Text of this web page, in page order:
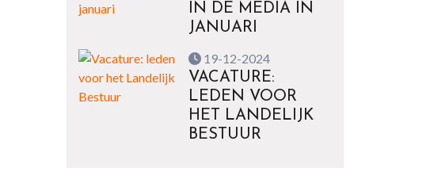
IN DE MEDIA IN
JANUARI
19-12-2024
VACATURE:
LEDEN VOOR
HET LANDELIJK
BESTUUR